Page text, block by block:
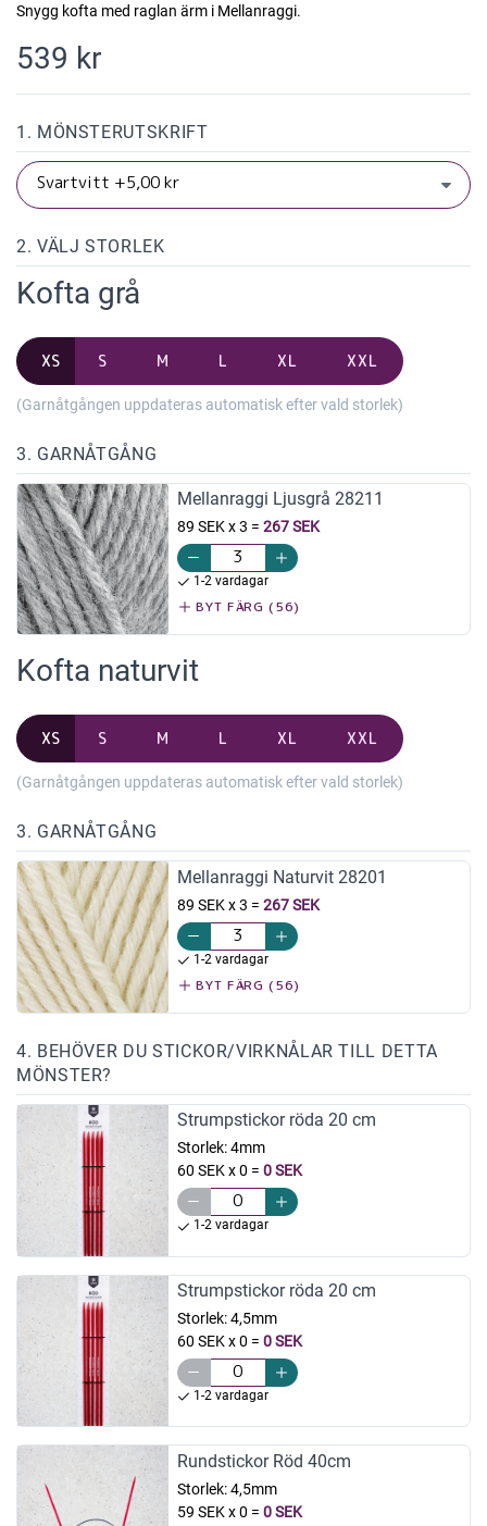
Snygg kofta med raglan ärm i Mellanraggi.
539 kr
1. MÖNSTERUTSKRIFT
2. VÄLJ STORLEK
Kofta grå
XS S M L XL XXL
(Garnåtgången uppdateras automatisk efter vald storlek)
3. GARNÅTGÅNG
Mellanraggi Ljusgrå 28211
89 SEK x 3 = 267 SEK
1-2 vardagar
BYT FÄRG (56)
Kofta naturvit
XS S M L XL XXL
(Garnåtgången uppdateras automatisk efter vald storlek)
3. GARNÅTGÅNG
Mellanraggi Naturvit 28201
89 SEK x 3 = 267 SEK
1-2 vardagar
BYT FÄRG (56)
4. BEHÖVER DU STICKOR/VIRKNÅLAR TILL DETTA
MÖNSTER?
Strumpstickor röda 20 cm
Storlek:4mm
60 SEK x 0 = 0 SEK
1-2 vardagar
Strumpstickor röda 20 cm
Storlek:4,5mm
60 SEK x 0 = 0 SEK
1-2 vardagar
Rundstickor Röd 40cm
Storlek:4,5mm
59 SEK x 0 = 0 SEK